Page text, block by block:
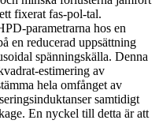
fixerat fas-pol-tal.
parametrarna hos en
en reducerad uppsättning
spänningskälla. Denna
estimering av
hela omfånget av
samtidigt
En nyckel till detta är att